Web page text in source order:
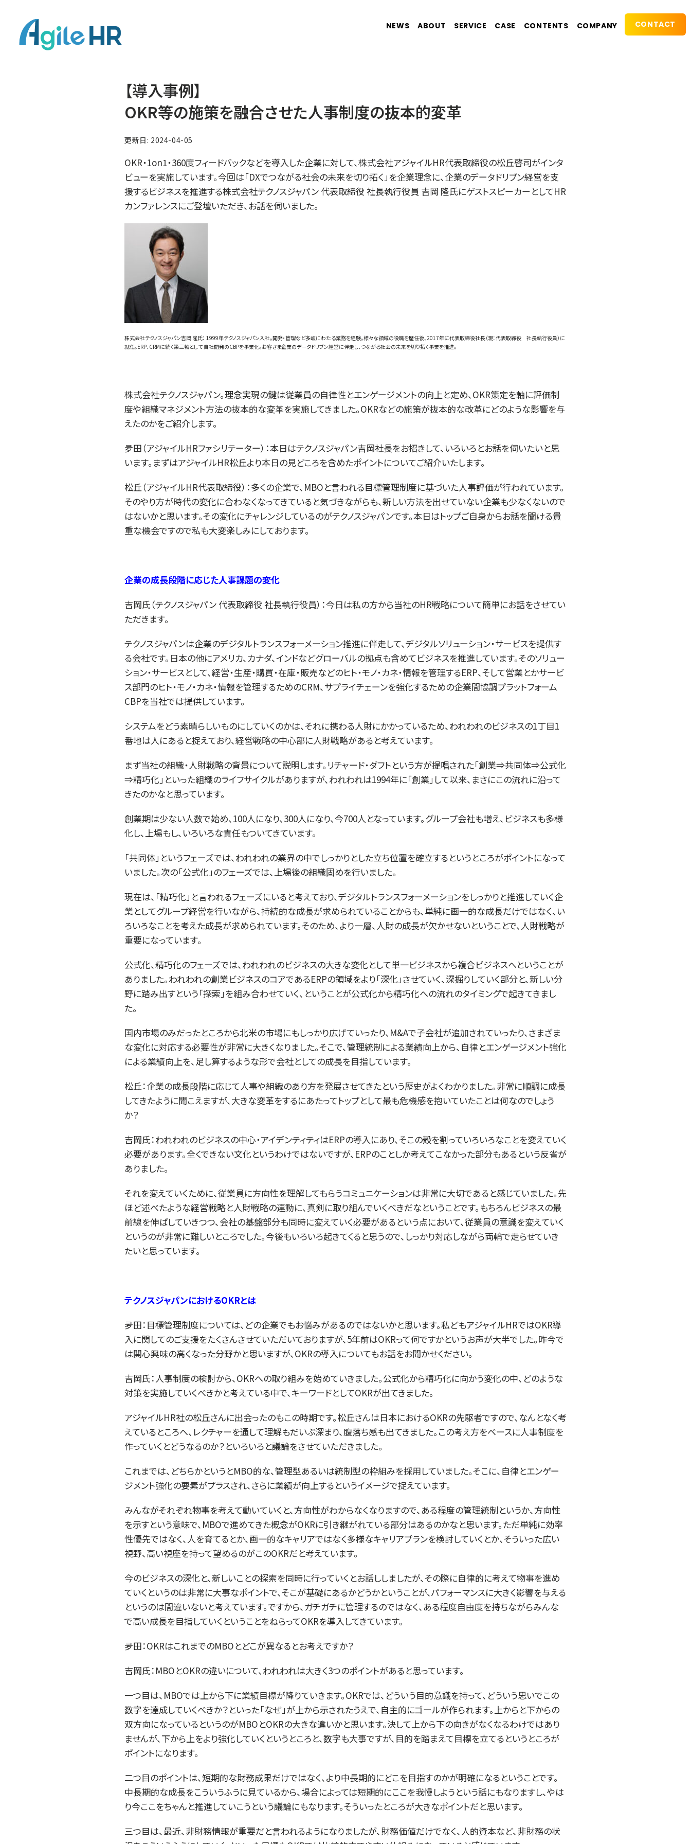
NEWS ABOUT SERVICE CASE CONTENTS COMPANY CONTACT
【導入事例】
OKR等の施策を融合させた人事制度の抜本的変革
更新日: 2024-04-05
OKR・1on1・360度フィードバックなどを導入した企業に対して、株式会社アジャイルHR代表取締役の松丘啓司がインタ
ビューを実施しています。今回は「DXでつながる社会の未来を切り拓く」を企業理念に、企業のデータドリブン経営を支
援するビジネスを推進する株式会社テクノスジャパン 代表取締役 社長執行役員 吉岡 隆氏にゲストスピーカーとしてHR
カンファレンスにご登壇いただき、お話を伺いました。
株式会社テクノスジャパン吉岡 隆氏： 1999年テクノスジャパン入社。開発・管理など多岐にわたる業務を経験。様々な領域の役職を歴任後、2017年に代表取締役社長（現：代表取締役 社長執行役員）に
就任。ERP、CRMに続く第三軸として 自社開発のCBPを事業化。お客さま企業のデータドリブン経営に伴走し、つながる社会の未来を切り拓く事業を推進。
株式会社テクノスジャパン。理念実現の鍵は従業員の自律性とエンゲージメントの向上と定め、OKR策定を軸に評価制
度や組織マネジメント方法の抜本的な変革を実施してきました。OKRなどの施策が抜本的な改革にどのような影響を与
えたのかをご紹介します。
夛田（アジャイルHRファシリテーター）：本日はテクノスジャパン吉岡社長をお招きして、いろいろとお話を伺いたいと思
います。まずはアジャイルHR松丘より本日の見どころを含めたポイントについてご紹介いたします。
松丘（アジャイルHR代表取締役）：多くの企業で、MBOと言われる目標管理制度に基づいた人事評価が行われています。
そのやり方が時代の変化に合わなくなってきていると気づきながらも、新しい方法を出せていない企業も少なくないので
はないかと思います。その変化にチャレンジしているのがテクノスジャパンです。本日はトップご自身からお話を聞ける貴
重な機会ですので私も大変楽しみにしております。
企業の成長段階に応じた人事課題の変化
吉岡氏（テクノスジャパン 代表取締役 社長執行役員）：今日は私の方から当社のHR戦略について簡単にお話をさせてい
ただきます。
テクノスジャパンは企業のデジタルトランスフォーメーション推進に伴走して、デジタルソリューション・サービスを提供す
る会社です。日本の他にアメリカ、カナダ、インドなどグローバルの拠点も含めてビジネスを推進しています。そのソリュー
ション・サービスとして、経営・生産・購買・在庫・販売などのヒト・モノ・カネ・情報を管理するERP、そして営業とかサービ
ス部門のヒト・モノ・カネ・情報を管理するためのCRM、サプライチェーンを強化するための企業間協調プラットフォーム
CBPを当社では提供しています。
システムをどう素晴らしいものにしていくのかは、それに携わる人財にかかっているため、われわれのビジネスの1丁目1
番地は人にあると捉えており、経営戦略の中心部に人財戦略があると考えています。
まず当社の組織・人財戦略の背景について説明します。リチャード・ダフトという方が提唱された「創業⇒共同体⇒公式化
⇒精巧化」といった組織のライフサイクルがありますが、われわれは1994年に「創業」して以来、まさにこの流れに沿って
きたのかなと思っています。
創業期は少ない人数で始め、100人になり、300人になり、今700人となっています。グループ会社も増え、ビジネスも多様
化し、上場もし、いろいろな責任もついてきています。
「共同体」というフェーズでは、われわれの業界の中でしっかりとした立ち位置を確立するというところがポイントになって
いました。次の「公式化」のフェーズでは、上場後の組織固めを行いました。
現在は、「精巧化」と言われるフェーズにいると考えており、デジタルトランスフォーメーションをしっかりと推進していく企
業としてグループ経営を行いながら、持続的な成長が求められていることからも、単純に画一的な成長だけではなく、い
ろいろなことを考えた成長が求められています。そのため、より一層、人財の成長が欠かせないということで、人財戦略が
重要になっています。
公式化、精巧化のフェーズでは、われわれのビジネスの大きな変化として単一ビジネスから複合ビジネスへということが
ありました。われわれの創業ビジネスのコアであるERPの領域をより「深化」させていく、深掘りしていく部分と、新しい分
野に踏み出すという「探索」を組み合わせていく、ということが公式化から精巧化への流れのタイミングで起きてきまし
た。
国内市場のみだったところから北米の市場にもしっかり広げていったり、M&Aで子会社が追加されていったり、さまざま
な変化に対応する必要性が非常に大きくなりました。そこで、管理統制による業績向上から、自律とエンゲージメント強化
による業績向上を、足し算するような形で会社としての成長を目指しています。
松丘：企業の成長段階に応じて人事や組織のあり方を発展させてきたという歴史がよくわかりました。非常に順調に成長
してきたように聞こえますが、大きな変革をするにあたってトップとして最も危機感を抱いていたことは何なのでしょう
か？
吉岡氏：われわれのビジネスの中心・アイデンティティはERPの導入にあり、そこの殻を割っていろいろなことを変えていく
必要があります。全くできない文化というわけではないですが、ERPのことしか考えてこなかった部分もあるという反省が
ありました。
それを変えていくために、従業員に方向性を理解してもらうコミュニケーションは非常に大切であると感じていました。先
ほど述べたような経営戦略と人財戦略の連動に、真剣に取り組んでいくべきだなということです。もちろんビジネスの最
前線を伸ばしていきつつ、会社の基盤部分も同時に変えていく必要があるという点において、従業員の意識を変えていく
というのが非常に難しいところでした。今後もいろいろ起きてくると思うので、しっかり対応しながら両輪で走らせていき
たいと思っています。
テクノスジャパンにおけるOKRとは
夛田：目標管理制度については、どの企業でもお悩みがあるのではないかと思います。私どもアジャイルHRではOKR導
入に関してのご支援をたくさんさせていただいておりますが、5年前はOKRって何ですかというお声が大半でした。昨今で
は関心興味の高くなった分野かと思いますが、OKRの導入についてもお話をお聞かせください。
吉岡氏：人事制度の検討から、OKRへの取り組みを始めていきました。公式化から精巧化に向かう変化の中、どのような
対策を実施していくべきかと考えている中で、キーワードとしてOKRが出てきました。
アジャイルHR社の松丘さんに出会ったのもこの時期です。松丘さんは日本におけるOKRの先駆者ですので、なんとなく考
えているところへ、レクチャーを通して理解もだいぶ深まり、腹落ち感も出てきました。この考え方をベースに人事制度を
作っていくとどうなるのか？といろいろと議論をさせていただきました。
これまでは、どちらかというとMBO的な、管理型あるいは統制型の枠組みを採用していました。そこに、自律とエンゲー
ジメント強化の要素がプラスされ、さらに業績が向上するというイメージで捉えています。
みんながそれぞれ物事を考えて動いていくと、方向性がわからなくなりますので、ある程度の管理統制というか、方向性
を示すという意味で、MBOで進めてきた概念がOKRに引き継がれている部分はあるのかなと思います。ただ単純に効率
性優先ではなく、人を育てるとか、画一的なキャリアではなく多様なキャリアプランを検討していくとか、そういった広い
視野、高い視座を持って望めるのがこのOKRだと考えています。
今のビジネスの深化と、新しいことの探索を同時に行っていくとお話ししましたが、その際に自律的に考えて物事を進め
ていくというのは非常に大事なポイントで、そこが基礎にあるかどうかということが、パフォーマンスに大きく影響を与える
というのは間違いないと考えています。ですから、ガチガチに管理するのではなく、ある程度自由度を持ちながらみんな
で高い成長を目指していくということをねらってOKRを導入してきています。
夛田：OKRはこれまでのMBOとどこが異なるとお考えですか？
吉岡氏：MBOとOKRの違いについて、われわれは大きく3つのポイントがあると思っています。
一つ目は、MBOでは上から下に業績目標が降りていきます。OKRでは、どういう目的意識を持って、どういう思いでこの
数字を達成していくべきか？といった「なぜ」が上から示されたうえで、自主的にゴールが作られます。上からと下からの
双方向になっているというのがMBOとOKRの大きな違いかと思います。決して上から下の向きがなくなるわけではあり
ませんが、下から上をより強化していくというところと、数字も大事ですが、目的を踏まえて目標を立てるというところが
ポイントになります。
二つ目のポイントは、短期的な財務成果だけではなく、より中長期的にどこを目指すのかが明確になるということです。
中長期的な成長をこういうふうに見ているから、場合によっては短期的にここを我慢しようという話にもなりますし、やは
り今ここをちゃんと推進していこうという議論にもなります。そういったところが大きなポイントだと思います。
三つ目は、最近、非財務情報が重要だと言われるようになりましたが、財務価値だけでなく、人的資本など、非財務の状